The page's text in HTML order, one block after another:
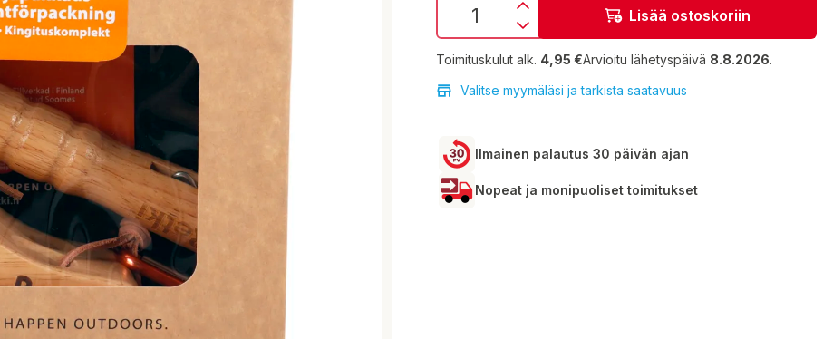
Lisää ostoskoriin
Toimituskulut alk. 4,95 €Arvioitu lähetyspäivä 8.8.2026.
Valitse myymäläsi ja tarkista saatavuus
Ilmainen palautus 30 päivän ajan
Nopeat ja monipuoliset toimitukset